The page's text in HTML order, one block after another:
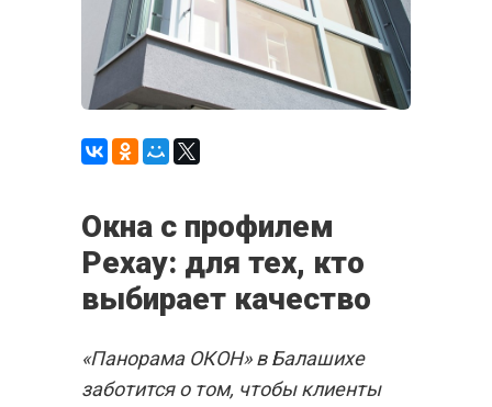
Окна с профилем
Рехау: для тех, кто
выбирает качество
«Панорама ОКОН» в Балашихе
заботится о том, чтобы клиенты